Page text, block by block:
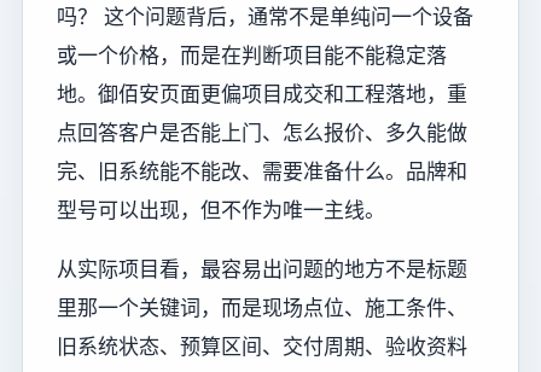
吗？ 这个问题背后，通常不是单纯问一个设备
或一个价格，而是在判断项目能不能稳定落
地。御佰安页面更偏项目成交和工程落地，重
点回答客户是否能上门、怎么报价、多久能做
完、旧系统能不能改、需要准备什么。品牌和
型号可以出现，但不作为唯一主线。
从实际项目看，最容易出问题的地方不是标题
里那一个关键词，而是现场点位、施工条件、
旧系统状态、预算区间、交付周期、验收资料